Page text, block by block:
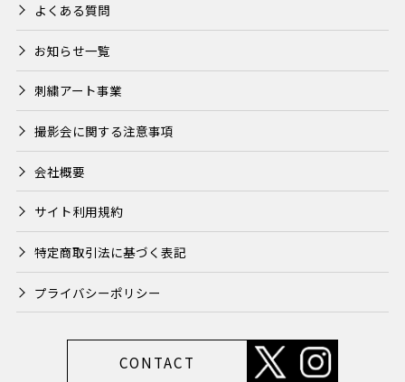
よくある質問
お知らせ一覧
刺繍アート事業
撮影会に関する注意事項
会社概要
サイト利用規約
特定商取引法に基づく表記
プライバシーポリシー
CONTACT